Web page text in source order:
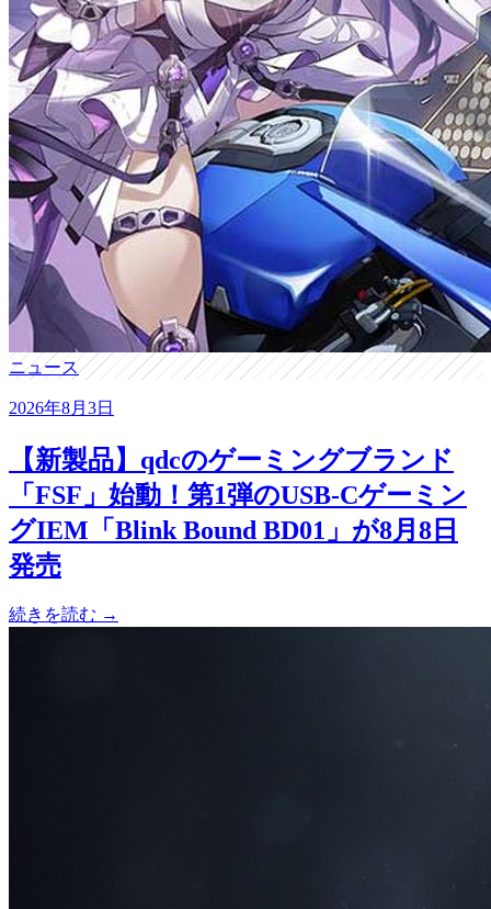
ニュース
2026年8月3日
【新製品】qdcのゲーミングブランド
「FSF」始動！第1弾のUSB-Cゲーミン
グIEM「Blink Bound BD01」が8月8日
発売
続きを読む →